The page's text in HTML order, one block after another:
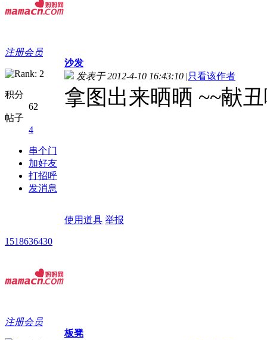
注册会员
积分
62
帖子
4
串个门
加好友
打招呼
发消息
沙发
发表于 2012-4-10 16:43:10 |只看该作者
拿图出来晒晒 ~~献
使用道具 举报
1518636430
注册会员
板凳